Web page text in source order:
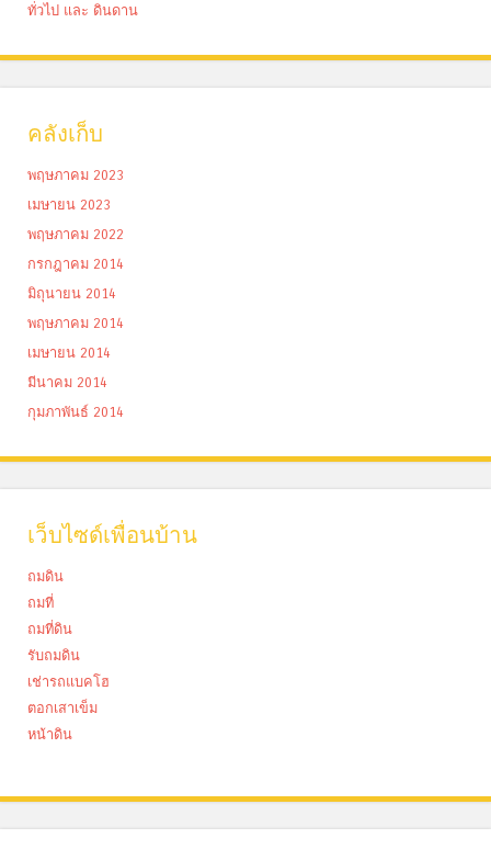
ทั่วไป และ ดินดาน
คลังเก็บ
พฤษภาคม 2023
เมษายน 2023
พฤษภาคม 2022
กรกฎาคม 2014
มิถุนายน 2014
พฤษภาคม 2014
เมษายน 2014
มีนาคม 2014
กุมภาพันธ์ 2014
เว็บไซด์เพื่อนบ้าน
ถมดิน
ถมที่
ถมที่ดิน
รับถมดิน
เช่ารถแบคโฮ
ตอกเสาเข็ม
หน้าดิน